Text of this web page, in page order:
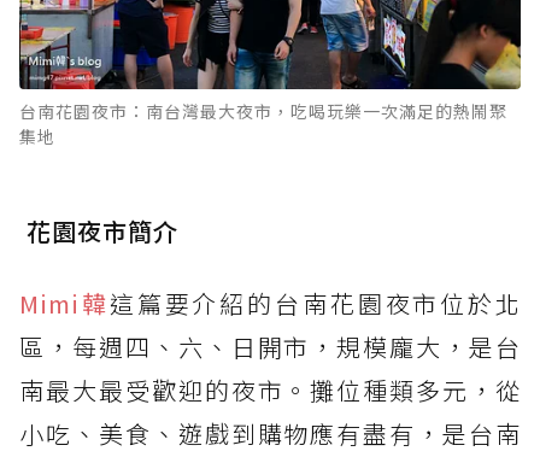
台南花園夜市：南台灣最大夜市，吃喝玩樂一次滿足的熱鬧聚
集地
花園夜市簡介
Mimi韓這篇要介紹的台南花園夜市位於北
區，每週四、六、日開市，規模龐大，是台
南最大最受歡迎的夜市。攤位種類多元，從
小吃、美食、遊戲到購物應有盡有，是台南